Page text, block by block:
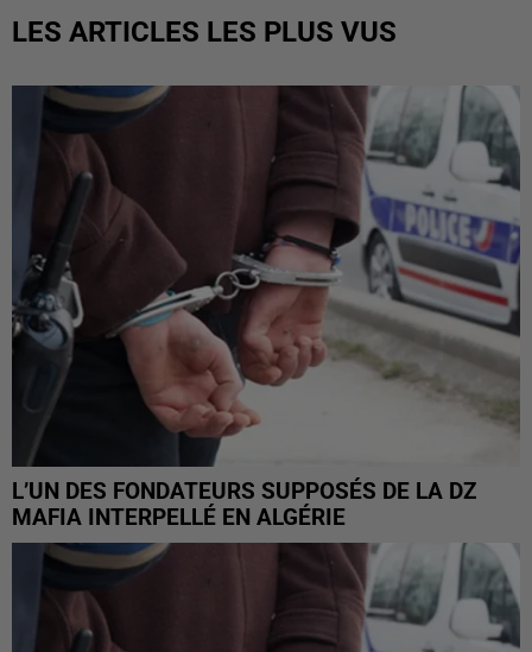
LES ARTICLES LES PLUS VUS
L’UN DES FONDATEURS SUPPOSÉS DE LA DZ
MAFIA INTERPELLÉ EN ALGÉRIE